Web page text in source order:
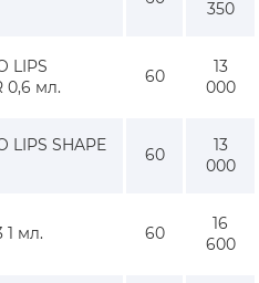
350
LIPS
0,6 мл.
60
13
000
LIPS SHAPE
60
13
000
1 мл. 60
16
600